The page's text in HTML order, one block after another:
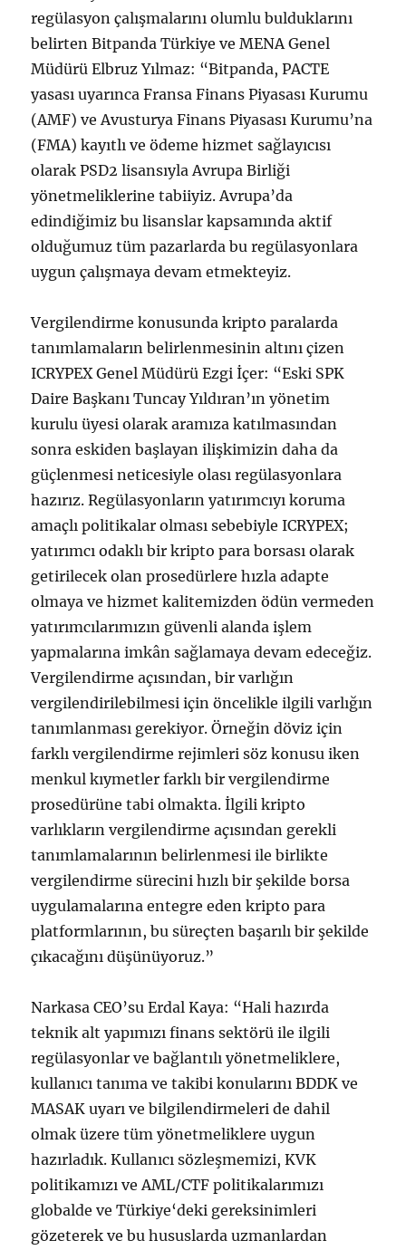
regülasyon çalışmalarını olumlu bulduklarını
belirten Bitpanda Türkiye ve MENA Genel
Müdürü Elbruz Yılmaz: “Bitpanda, PACTE
yasası uyarınca Fransa Finans Piyasası Kurumu
(AMF) ve Avusturya Finans Piyasası Kurumu’na
(FMA) kayıtlı ve ödeme hizmet sağlayıcısı
olarak PSD2 lisansıyla Avrupa Birliği
yönetmeliklerine tabiiyiz. Avrupa’da
edindiğimiz bu lisanslar kapsamında aktif
olduğumuz tüm pazarlarda bu regülasyonlara
uygun çalışmaya devam etmekteyiz.
Vergilendirme konusunda kripto paralarda
tanımlamaların belirlenmesinin altını çizen
ICRYPEX Genel Müdürü Ezgi İçer: “Eski SPK
Daire Başkanı Tuncay Yıldıran’ın yönetim
kurulu üyesi olarak aramıza katılmasından
sonra eskiden başlayan ilişkimizin daha da
güçlenmesi neticesiyle olası regülasyonlara
hazırız. Regülasyonların yatırımcıyı koruma
amaçlı politikalar olması sebebiyle ICRYPEX;
yatırımcı odaklı bir kripto para borsası olarak
getirilecek olan prosedürlere hızla adapte
olmaya ve hizmet kalitemizden ödün vermeden
yatırımcılarımızın güvenli alanda işlem
yapmalarına imkân sağlamaya devam edeceğiz.
Vergilendirme açısından, bir varlığın
vergilendirilebilmesi için öncelikle ilgili varlığın
tanımlanması gerekiyor. Örneğin döviz için
farklı vergilendirme rejimleri söz konusu iken
menkul kıymetler farklı bir vergilendirme
prosedürüne tabi olmakta. İlgili kripto
varlıkların vergilendirme açısından gerekli
tanımlamalarının belirlenmesi ile birlikte
vergilendirme sürecini hızlı bir şekilde borsa
uygulamalarına entegre eden kripto para
platformlarının, bu süreçten başarılı bir şekilde
çıkacağını düşünüyoruz.”
Narkasa CEO’su Erdal Kaya: “Hali hazırda
teknik alt yapımızı finans sektörü ile ilgili
regülasyonlar ve bağlantılı yönetmeliklere,
kullanıcı tanıma ve takibi konularını BDDK ve
MASAK uyarı ve bilgilendirmeleri de dahil
olmak üzere tüm yönetmeliklere uygun
hazırladık. Kullanıcı sözleşmemizi, KVK
politikamızı ve AML/CTF politikalarımızı
globalde ve Türkiye‘deki gereksinimleri
gözeterek ve bu hususlarda uzmanlardan